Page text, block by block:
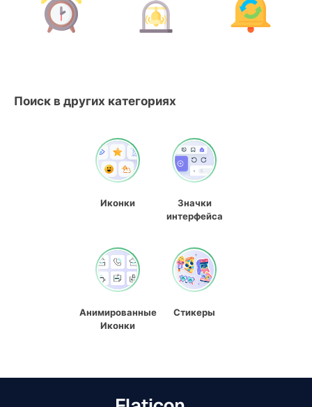
Поиск в других категориях
Иконки
Значки
интерфейса
Анимированные
Иконки
Стикеры